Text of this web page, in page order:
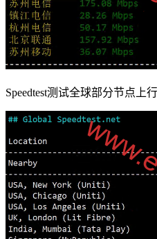
Speedtest测试全球部分节点上